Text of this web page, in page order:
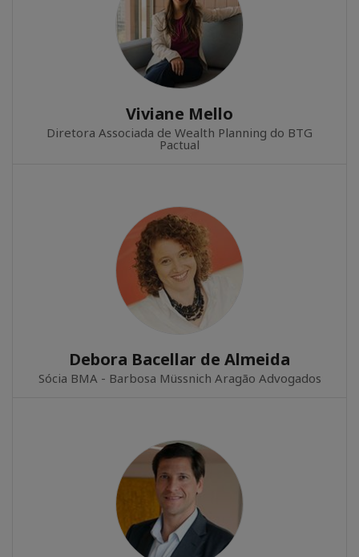
Viviane Mello
Diretora Associada de Wealth Planning do BTG
Pactual
Debora Bacellar de Almeida
Sócia BMA - Barbosa Müssnich Aragão Advogados